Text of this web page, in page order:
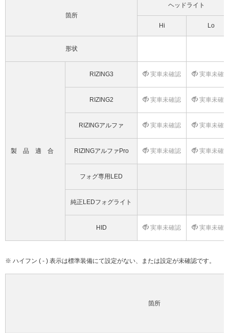
箇所
ヘッドライト
Hi Lo
形状
製品適合
RIZING3 実車未確認 実車未確
RIZING2 実車未確認 実車未確
RIZINGアルファ 実車未確認 実車未確
RIZINGアルファPro 実車未確認 実車未確
フォグ専用LED
純正LEDフォグライト
HID 実車未確認 実車未確
※ ハイフン ( - ) 表示は標準装備にて設定がない、または設定が未確認です。
箇所